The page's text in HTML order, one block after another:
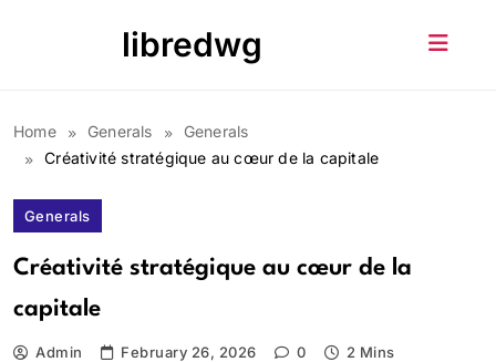
libredwg
Home Generals
Generals
Créativité stratégique au cœur de la capitale
Generals
Créativité stratégique au cœur de la
capitale
Admin February 26, 2026 0 2 Mins